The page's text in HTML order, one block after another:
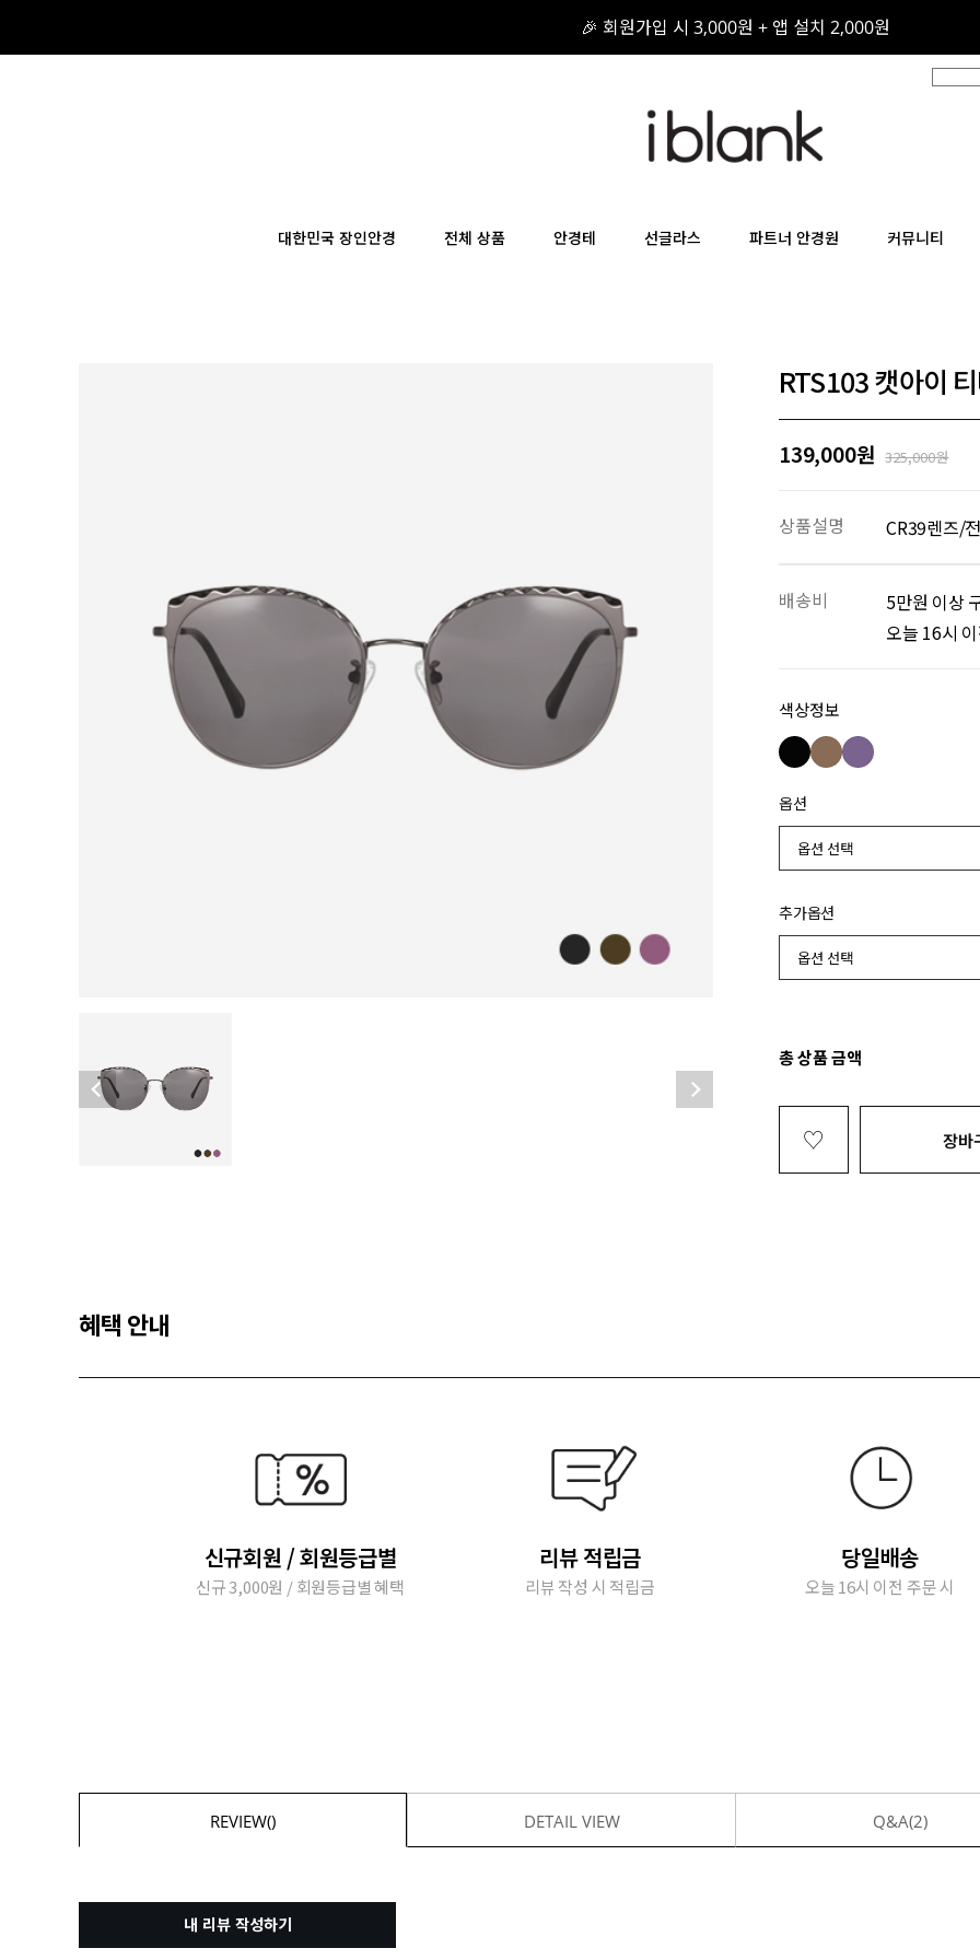
🎉 회원가입 시 3,000원 + 앱 설치 2,000원
📦 무료 배송 / 무료 반품 / 무료 교환
대한민국 장인안경 전체 상품 안경테 선글라스 파트너 안경원 커뮤니티
RTS103 캣아이
139,000원 325,000원
상품설명 CR39렌즈/
배송비
5만원 이상
오늘 16시
색상정보
옵션
추가옵션
총 상품 금액
장바
♡
혜택 안내
신규회원 / 회원등급별
신규 3,000원 / 회원등급별 혜택
리뷰 적립금
리뷰 작성 시 적립금
당일배송
오늘 16시 이전 주문 시
REVIEW() DETAIL VIEW Q&A(2)
내 리뷰 작성하기